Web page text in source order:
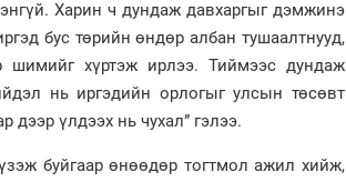
Харин ч дундаж давхаргыг дэмжинэ
бус төрийн өндөр албан тушаалтнууд,
шимийг хүртэж ирлээ. Тиймээс дундаж
нь иргэдийн орлогыг улсын төсөвт
дээр үлдээх нь чухал” гэлээ.
буйгаар өнөөдөр тогтмол ажил хийж,